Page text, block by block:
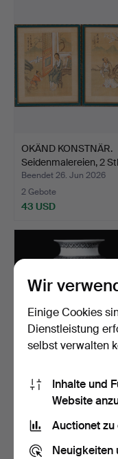
OKÄND KONSTNÄR.
Seidenmalereien, 2
Beendet 26. Jun 2026
2 Gebote
43 USD
VASE, Porzellan,
20./21. Jahrhunder…
Beendet 25. Jun 2026
7 Gebote
Wir
Einige Cookies
Dienstleistung
selbst verwalten
Inhalte und
Website
Auctionet
Neuigkeiten